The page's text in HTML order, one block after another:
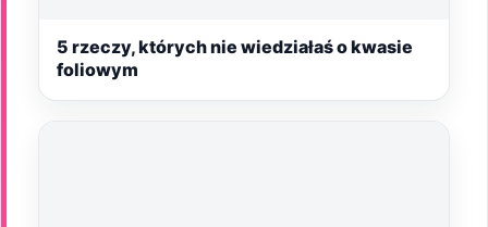
5 rzeczy, których nie wiedziałaś o kwasie
foliowym